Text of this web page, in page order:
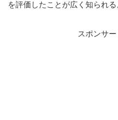
を評価したことが広く知られる
スポンサー